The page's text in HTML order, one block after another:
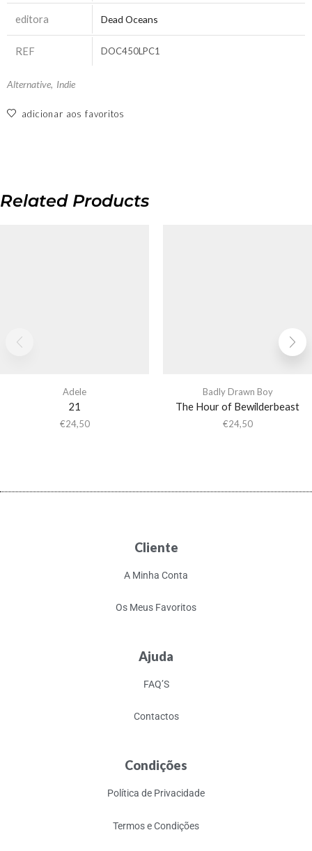
editora Dead Oceans
REF DOC450LPC1
Alternative, Indie
adicionar aos favoritos
Related Products
Adele
21
€24,50
Badly Drawn Boy
The Hour of Bewilderbeast
€24,50
Cliente
A Minha Conta
Os Meus Favoritos
Ajuda
FAQ’S
Contactos
Condições
Política de Privacidade
Termos e Condições